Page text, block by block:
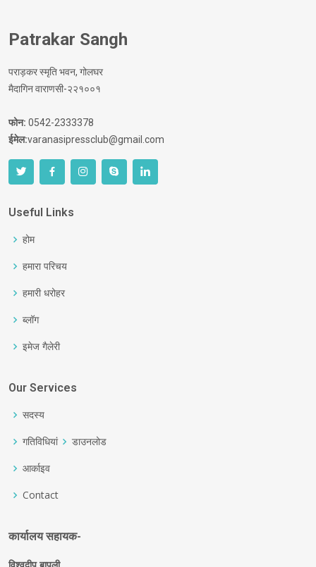
Patrakar Sangh
पराड़कर स्मृति भवन, गोलघर
मैदागिन वाराणसी-२२१००१
फोन: 0542-2333378
ईमेल:varanasipressclub@gmail.com
Useful Links
होम
हमारा परिचय
हमारी धरोहर
ब्लॉग
इमेज गैलेरी
Our Services
सदस्य
गतिविधियां
डाउनलोड
आर्काइव
Contact
कार्यालय सहायक-
विश्वदीप बापुली